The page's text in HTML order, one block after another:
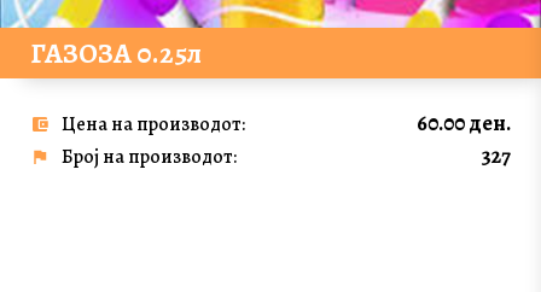
ГАЗОЗА 0.25л
Цена на производот: 60.00 ден.
Број на производот: 327